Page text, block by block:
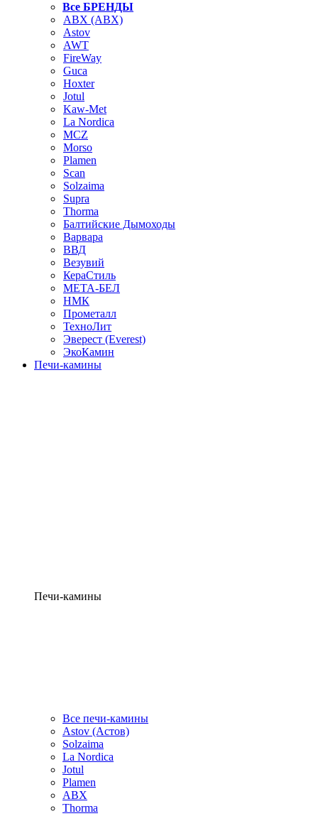
Все БРЕНДЫ
ABX (АВХ)
Astov
AWT
FireWay
Guca
Hoxter
Jotul
Kaw-Met
La Nordica
MCZ
Morso
Plamen
Scan
Solzaima
Supra
Thorma
Балтийские Дымоходы
Варвара
ВВД
Везувий
КераСтиль
МЕТА-БЕЛ
НМК
Прометалл
ТехноЛит
Эверест (Everest)
ЭкоКамин
Печи-камины
Печи-камины
Все печи-камины
Astov (Астов)
Solzaima
La Nordica
Jotul
Plamen
ABX
Thorma